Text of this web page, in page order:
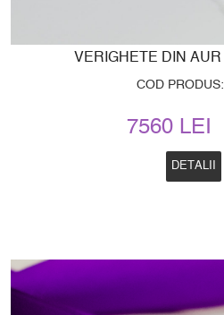
VERIGHETE DIN
COD
7560 LEI
DETALII